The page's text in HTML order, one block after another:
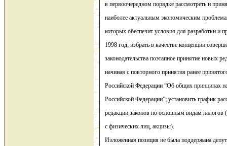
в первоочередном порядке рассмотреть и
наиболее актуальным экономическим
которых обеспечит условия для разработки и
1998 год; избрать в качестве концепции
законодательства поэтапное принятие новых
начиная с повторного принятия ранее
Российской Федерации “Об общих принципах
Российской Федерации”; установить график
редакции законов по основным видам
с физических лиц, акцизы).
Изложенная позиция не была поддержана